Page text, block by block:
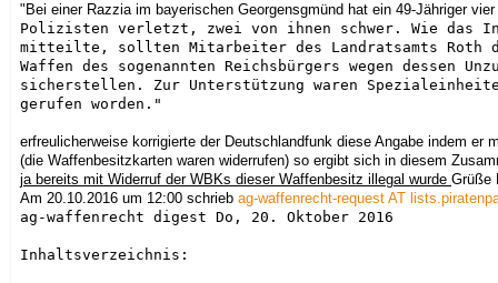
"Bei einer Razzia im bayerischen Georgensgmünd hat ein 49-Jähriger vier
Polizisten verletzt, zwei von ihnen schwer. Wie das
mitteilte, sollten Mitarbeiter des Landratsamts Roth
Waffen des sogenannten Reichsbürgers wegen dessen
sicherstellen. Zur Unterstützung waren
gerufen worden."
erfreulicherweise korrigierte der Deutschlandfunk diese Angabe indem
(die Waffenbesitzkarten waren widerrufen) so ergibt sich in diesem
ja bereits mit Widerruf der WBKs dieser Waffenbesitz illegal wurde Grüße
Am 20.10.2016 um 12:00 schrieb ag-waffenrecht-request AT
ag-waffenrecht digest Do, 20. Oktober 2016
Inhaltsverzeichnis: